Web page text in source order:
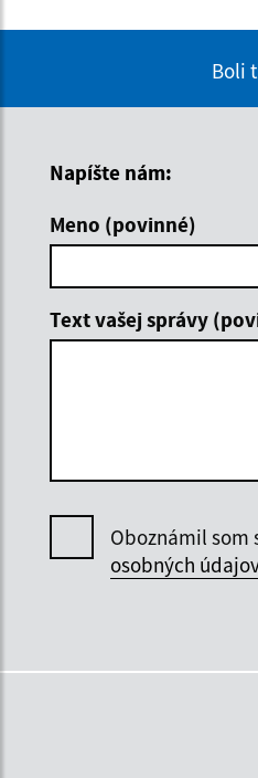
Boli
Napíšte nám:
Meno (povinné)
Text vašej správy
Oboznámil som
osobných